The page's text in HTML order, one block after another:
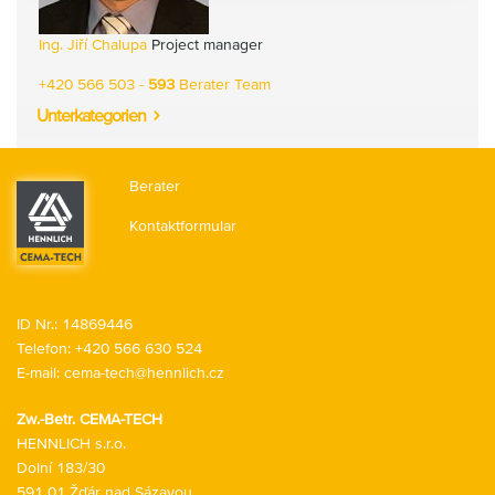
Ing. Jiří Chalupa Project manager
+420 566 503 - 593 Berater Team
Unterkategorien
Berater
Kontaktformular
Zw.-Betr. CEMA-TECH
HENNLICH s.r.o.
Dolní 183/30
ID Nr.: 14869446
Telefon: +420 566 630 524
E-mail: cema-tech@hennlich.cz